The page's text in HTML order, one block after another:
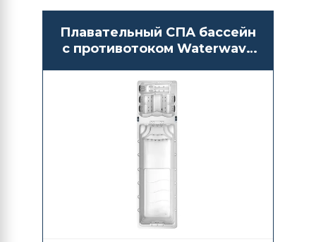
Плавательный СПА бассейн
с противотоком Waterwave